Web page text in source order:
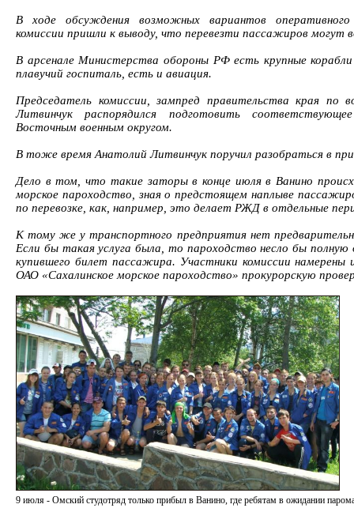
В ходе обсуждения возможных вариантов
комиссии пришли к выводу, что перевезти пассажиров могут
В арсенале Министерства обороны РФ есть крупные
плавучий госпиталь, есть и авиация.
Председатель комиссии, зампред правительства края
Литвинчук распорядился подготовить
Восточным военным округом.
В тоже время Анатолий Литвинчук поручил разобраться в
Дело в том, что такие заторы в конце июля в Ванино
морское пароходство, зная о предстоящем наплыве
по перевозке, как, например, это делает РЖД в отдельные
К тому же у транспортного предприятия нет
Если бы такая услуга была, то пароходство несло бы
купившего билет пассажира. Участники комиссии
ОАО «Сахалинское морское пароходство» прокурорскую
9 июля - Омский студотряд только прибыл в Ванино, где ребятам в ожидании